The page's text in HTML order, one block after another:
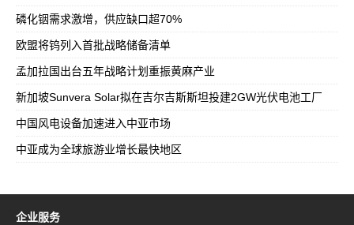
磷化铟需求激增，供应缺口超70%
欧盟将钨列入首批战略储备清单
孟加拉国出台五年战略计划重振黄麻产业
新加坡Sunvera Solar拟在吉尔吉斯斯坦投建2GW光伏电池工厂
中国风电设备加速进入中亚市场
中亚成为全球旅游业增长最快地区
企业服务